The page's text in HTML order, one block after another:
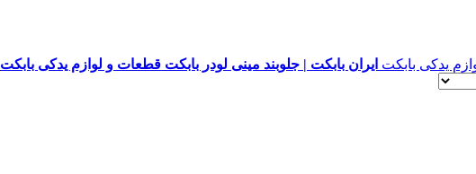
ایران بابکت | جلوبند مینی لودر بابکت قطعات و لوازم یدکی بابکت